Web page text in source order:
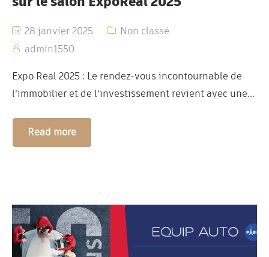
28 janvier 2025
Non classé
admin1550
Expo Real 2025 : Le rendez-vous incontournable de
l’immobilier et de l’investissement revient avec une...
Read more